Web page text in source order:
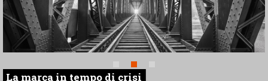
La marca in tempo di crisi